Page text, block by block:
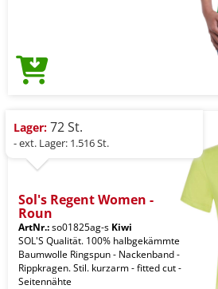
Lager: 72 St.
- ext. Lager: 1.516 St.
Sol's Regent Women -
Roun
ArtNr.:so01825ag-s Kiwi
SOL'S Qualität. 100% halbgekämmte
Baumwolle Ringspun - Nackenband -
Rippkragen. Stil. kurzarm - fitted cut -
Seitennähte